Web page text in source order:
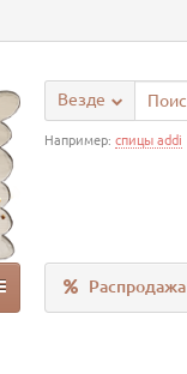
Везде
Например: спицы addi
Распродажа